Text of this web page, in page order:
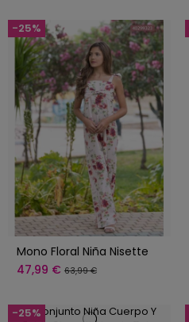
-25%
Mono Floral Niña Nisette
47,99 € 63,99 €
-25%